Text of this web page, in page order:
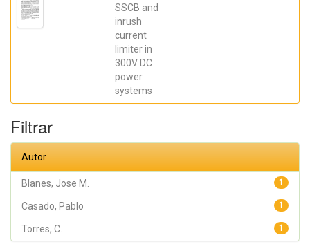
SSCB and
inrush
current
limiter in
300V DC
power
systems
Filtrar
Autor
1
Blanes, Jose M.
1
Casado, Pablo
1
Torres, C.